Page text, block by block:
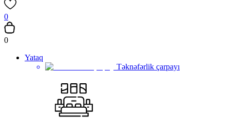
0
0
Yataq
Təknəfərlik çarpayı